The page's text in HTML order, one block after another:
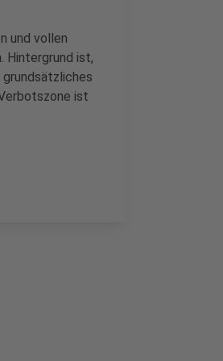
und vollen
Hintergrund ist,
ist